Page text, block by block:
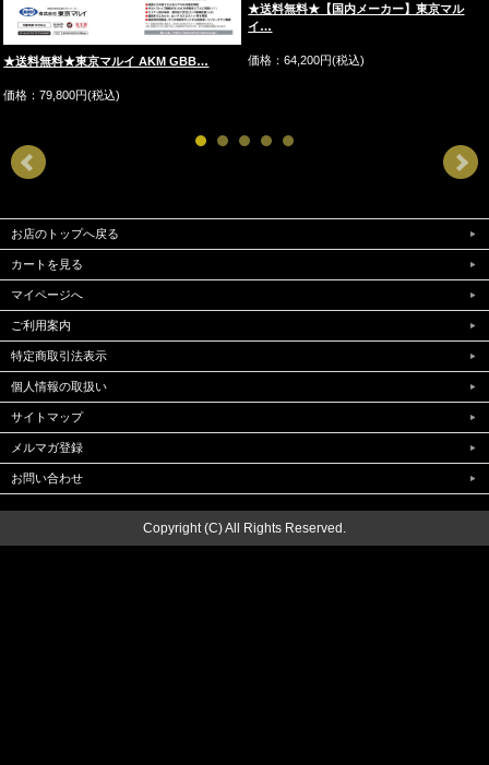
★送料無料★東京マルイ AKM GBB…
価格：79,800円(税込)
★送料無料★【国内メーカー】東京マル
イ…
価格：64,200円(税込)
お店のトップへ戻る
カートを見る
マイページへ
ご利用案内
特定商取引法表示
個人情報の取扱い
サイトマップ
メルマガ登録
お問い合わせ
Copyright (C) All Rights Reserved.